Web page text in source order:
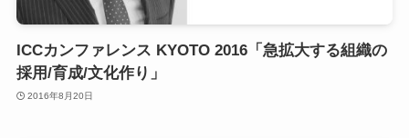
ICCカンファレンス KYOTO 2016「急拡大する組織の
採用/育成/文化作り」
2016年8月20日